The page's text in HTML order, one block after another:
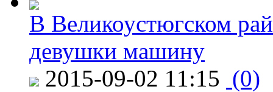
В Великоустюгском
девушки машину
2015-09-02 11:15 (0)